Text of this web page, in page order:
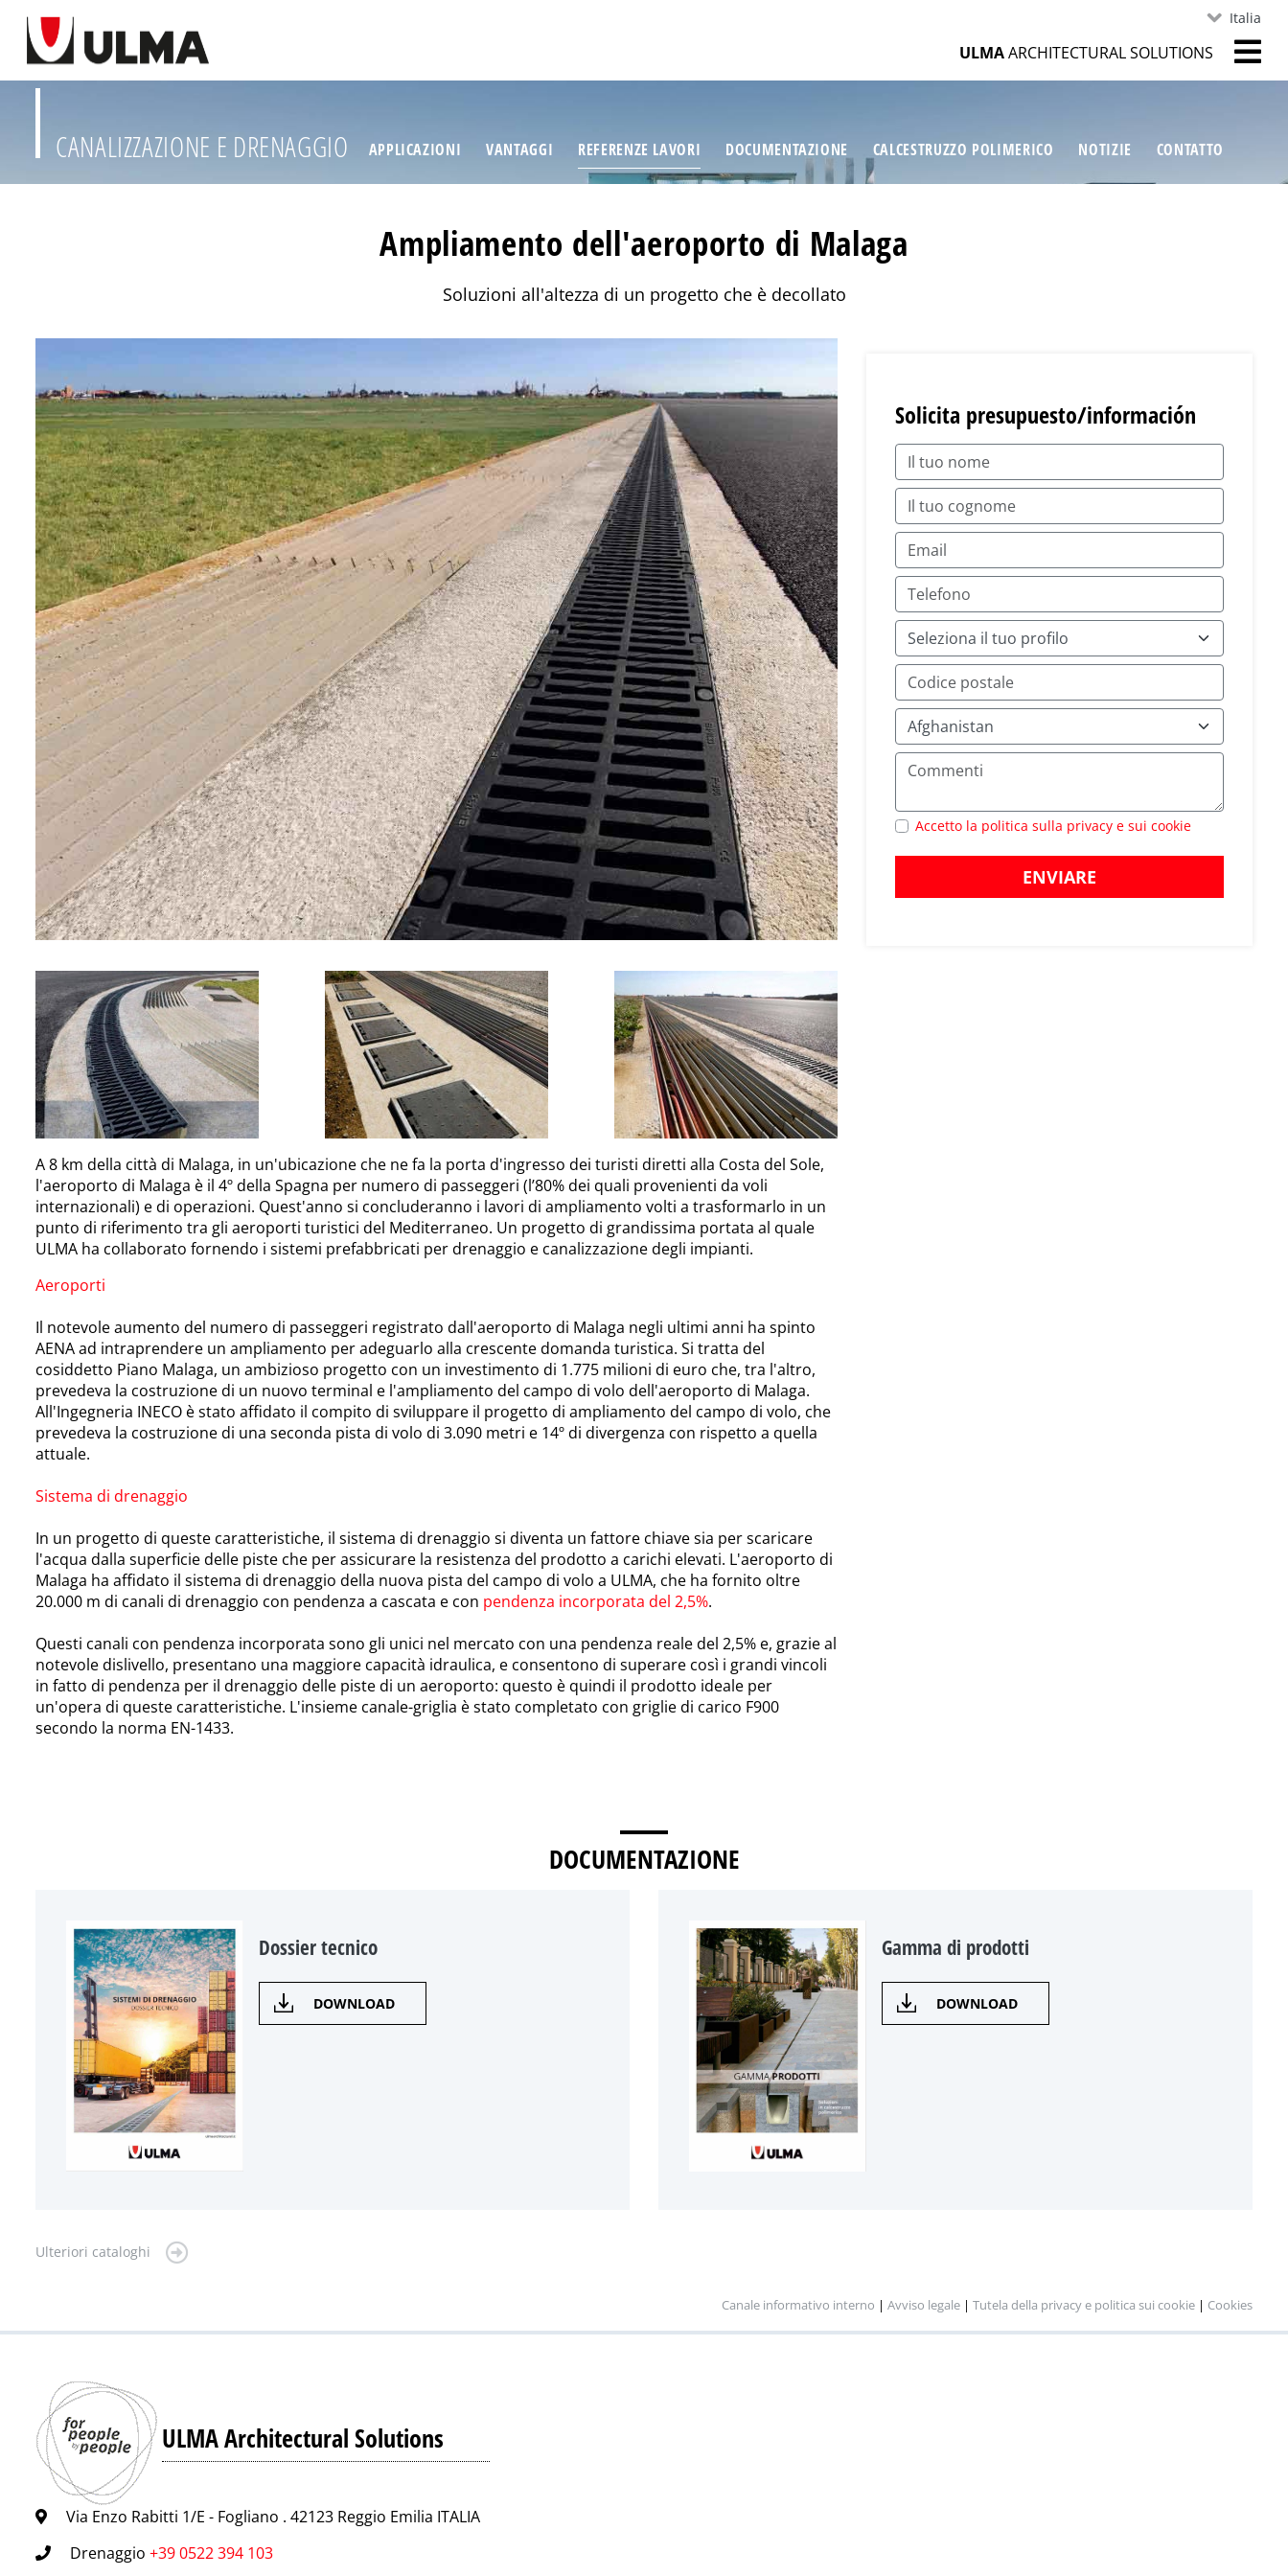
Italia
ULMAARCHITECTURAL SOLUTIONS
CANALIZZAZIONE E DRENAGGIO APPLICAZIONI VANTAGGI REFERENZE LAVORI DOCUMENTAZIONE CALCESTRUZZO POLIMERICO NOTIZIE CONTATTO
Ampliamento dell'aeroporto di Malaga
Soluzioni all'altezza di un progetto che è decollato
A 8 km della città di Malaga, in un'ubicazione che ne fa la porta d'ingresso dei turisti diretti alla Costa del Sole,
l'aeroporto di Malaga è il 4º della Spagna per numero di passeggeri (l’80% dei quali provenienti da voli
internazionali) e di operazioni. Quest'anno si concluderanno i lavori di ampliamento volti a trasformarlo in un
punto di riferimento tra gli aeroporti turistici del Mediterraneo. Un progetto di grandissima portata al quale
ULMA ha collaborato fornendo i sistemi prefabbricati per drenaggio e canalizzazione degli impianti.
Aeroporti
Il notevole aumento del numero di passeggeri registrato dall'aeroporto di Malaga negli ultimi anni ha spinto
AENA ad intraprendere un ampliamento per adeguarlo alla crescente domanda turistica. Si tratta del
cosiddetto Piano Malaga, un ambizioso progetto con un investimento di 1.775 milioni di euro che, tra l'altro,
prevedeva la costruzione di un nuovo terminal e l'ampliamento del campo di volo dell'aeroporto di Malaga.
All'Ingegneria INECO è stato affidato il compito di sviluppare il progetto di ampliamento del campo di volo, che
prevedeva la costruzione di una seconda pista di volo di 3.090 metri e 14º di divergenza con rispetto a quella
attuale.
Sistema di drenaggio
In un progetto di queste caratteristiche, il sistema di drenaggio si diventa un fattore chiave sia per scaricare
l'acqua dalla superficie delle piste che per assicurare la resistenza del prodotto a carichi elevati. L'aeroporto di
Malaga ha affidato il sistema di drenaggio della nuova pista del campo di volo a ULMA, che ha fornito oltre
20.000 m di canali di drenaggio con pendenza a cascata e con pendenza incorporata del 2,5%.
Questi canali con pendenza incorporata sono gli unici nel mercato con una pendenza reale del 2,5% e, grazie al
notevole dislivello, presentano una maggiore capacità idraulica, e consentono di superare così i grandi vincoli
in fatto di pendenza per il drenaggio delle piste di un aeroporto: questo è quindi il prodotto ideale per
un'opera di queste caratteristiche. L'insieme canale-griglia è stato completato con griglie di carico F900
secondo la norma EN-1433.
Solicita presupuesto/información
Accetto la politica sulla privacy e sui cookie
ENVIARE
DOCUMENTAZIONE
Dossier tecnico
DOWNLOAD
Gamma di prodotti
DOWNLOAD
Ulteriori cataloghi
Canale informativo interno | Avviso legale | Tutela della privacy e politica sui cookie | Cookies
ULMA Architectural Solutions
Via Enzo Rabitti 1/E - Fogliano . 42123 Reggio Emilia ITALIA
Drenaggio +39 0522 394 103